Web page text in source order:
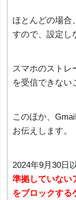
ほとんどの場合
すので、設定し
スマホのストレ
を受信できない
このほか、
お伝えします。
2024年9月30日
準拠していない
をブロックする